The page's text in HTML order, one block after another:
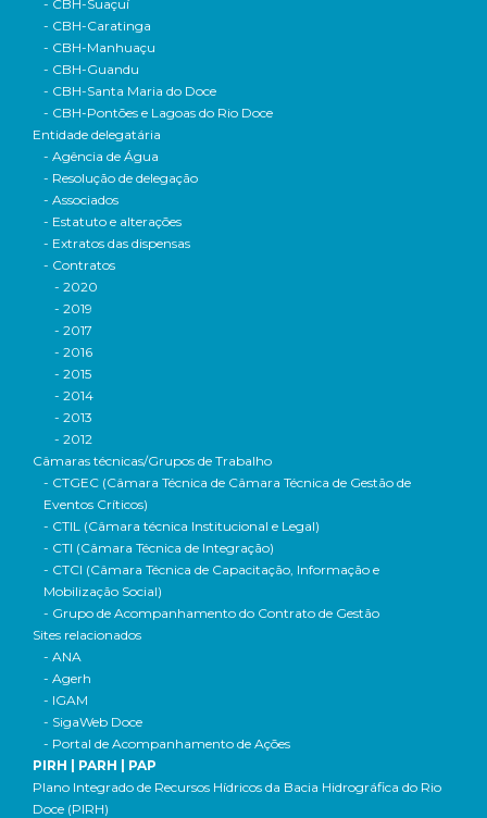
- CBH-Suaçuí
- CBH-Caratinga
- CBH-Manhuaçu
- CBH-Guandu
- CBH-Santa Maria do Doce
- CBH-Pontões e Lagoas do Rio Doce
Entidade delegatária
- Agência de Água
- Resolução de delegação
- Associados
- Estatuto e alterações
- Extratos das dispensas
- Contratos
- 2020
- 2019
- 2017
- 2016
- 2015
- 2014
- 2013
- 2012
Câmaras técnicas/Grupos de Trabalho
- CTGEC (Câmara Técnica de Câmara Técnica de Gestão de
Eventos Críticos)
- CTIL (Câmara técnica Institucional e Legal)
- CTI (Câmara Técnica de Integração)
- CTCI (Câmara Técnica de Capacitação, Informação e
Mobilização Social)
- Grupo de Acompanhamento do Contrato de Gestão
Sites relacionados
- ANA
- Agerh
- IGAM
- SigaWeb Doce
- Portal de Acompanhamento de Ações
PIRH | PARH | PAP
Plano Integrado de Recursos Hídricos da Bacia Hidrográfica do Rio
Doce (PIRH)